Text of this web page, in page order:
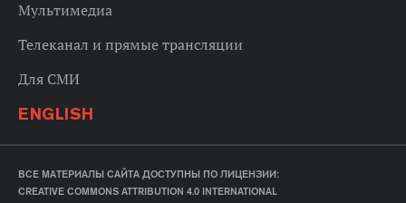
Мультимедиа
Телеканал и прямые трансляции
Для СМИ
ENGLISH
ВСЕ МАТЕРИАЛЫ САЙТА ДОСТУПНЫ ПО ЛИЦЕНЗИИ:
CREATIVE COMMONS ATTRIBUTION 4.0 INTERNATIONAL